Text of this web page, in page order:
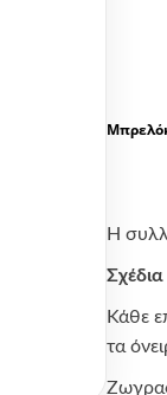
Η
Κάθε
τα